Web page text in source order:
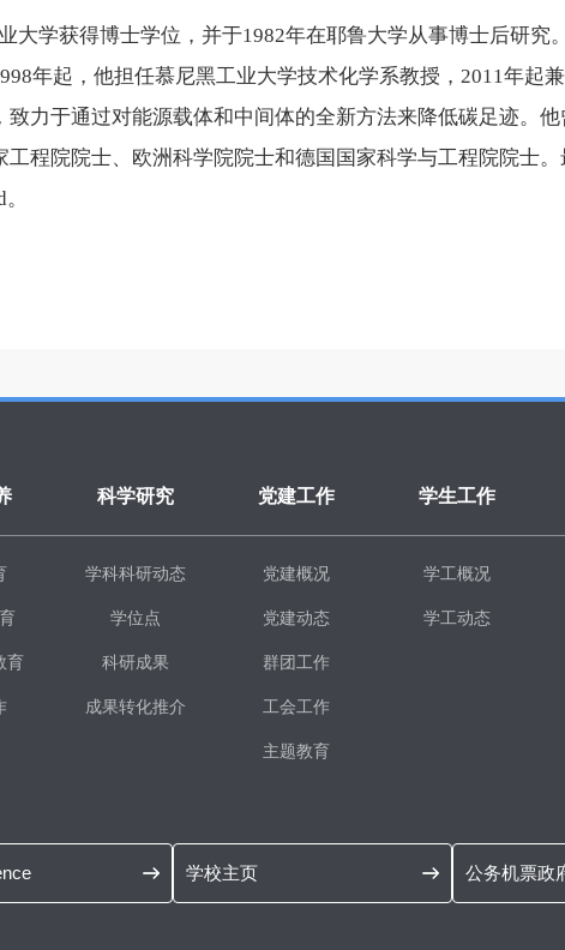
大学获得博士学位，并于1982年在耶鲁大学从事博士后研究
年起，他担任慕尼黑工业大学技术化学系教授，2011年起
力于通过对能源载体和中间体的全新方法来降低碳足迹。
程院院士、欧洲科学院院士和德国国家科学与工程院院士
。
育
科学研究
学科科研动态
学位点
科研成果
成果转化推介
党建工作
党建概况
党建动态
群团工作
工会工作
主题教育
学生工作
学工概况
学工动态
学校主页 公务机票政